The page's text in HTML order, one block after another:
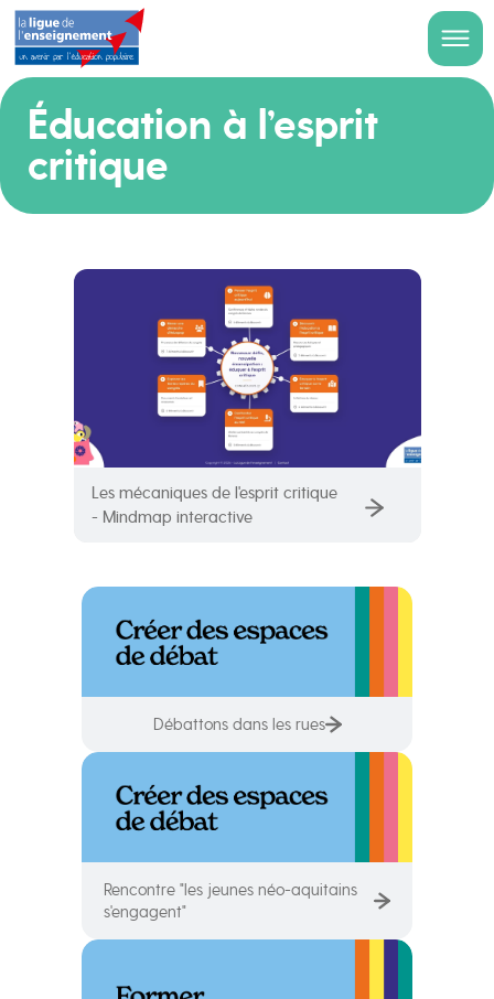
Éducation à l’esprit
critique
Les mécaniques de l'esprit critique
- Mindmap interactive
Débattons dans les rues
Rencontre "les jeunes néo-aquitains
s'engagent"